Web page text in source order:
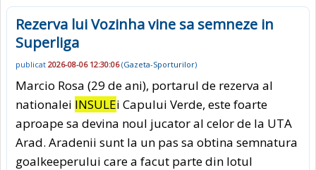
Rezerva lui Vozinha vine sa semneze in
Superliga
publicat 2026-08-06 12:30:06(Gazeta-Sporturilor)
Marcio Rosa (29 de ani), portarul de rezerva al
nationalei INSULEi Capului Verde, este foarte
aproape sa devina noul jucator al celor de la UTA
Arad. Aradenii sunt la un pas sa obtina semnatura
goalkeeperului care a facut parte din lotul